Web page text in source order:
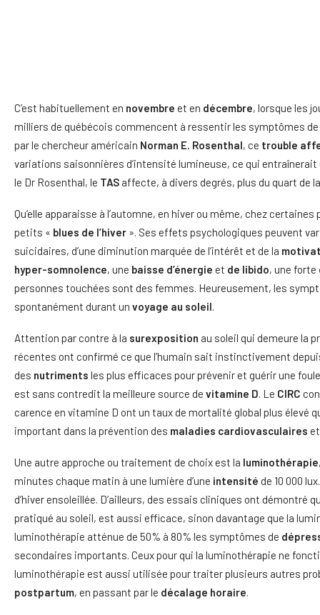
C’est habituellement en novembre et en décembre, lorsque les
milliers de québécois commencent à ressentir les symptômes de
par le chercheur américain Norman E. Rosenthal, ce trouble
variations saisonnières d’intensité lumineuse, ce qui entraînerait
le Dr Rosenthal, le TAS affecte, à divers degrés, plus du quart de la
Qu’elle apparaisse à l’automne, en hiver ou même, chez
petits « blues de l’hiver ». Ses effets psychologiques peuvent
suicidaires, d’une diminution marquée de l’intérêt et de la
hyper-somnolence, une baisse d’énergie et de libido, une forte
personnes touchées sont des femmes. Heureusement, les
spontanément durant un voyage au soleil.
Attention par contre à la surexposition au soleil qui demeure la
récentes ont confirmé ce que l’humain sait instinctivement
des nutriments les plus efficaces pour prévenir et guérir une
est sans contredit la meilleure source de vitamine D. Le CIRC
carence en vitamine D ont un taux de mortalité global plus élevé
important dans la prévention des maladies cardiovasculaires
Une autre approche ou traitement de choix est la luminothérapie
minutes chaque matin à une lumière d’une intensité de 10 000
d’hiver ensoleillée. D’ailleurs, des essais cliniques ont démontré
pratiqué au soleil, est aussi efficace, sinon davantage que la
luminothérapie atténue de 50% à 80% les symptômes de
secondaires importants. Ceux pour qui la luminothérapie ne
luminothérapie est aussi utilisée pour traiter plusieurs autres
postpartum, en passant par le décalage horaire.